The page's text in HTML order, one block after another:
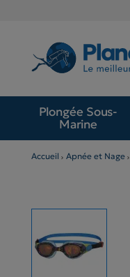
Plongée Sous-
Marine
Accueil Apnée et Nage